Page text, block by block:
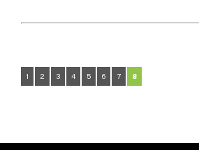
1 2 3 4 5 6 7 8